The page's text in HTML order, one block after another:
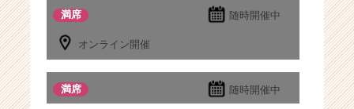
サ
随時開催中
満席
オンライン開催
随時開催中
満席